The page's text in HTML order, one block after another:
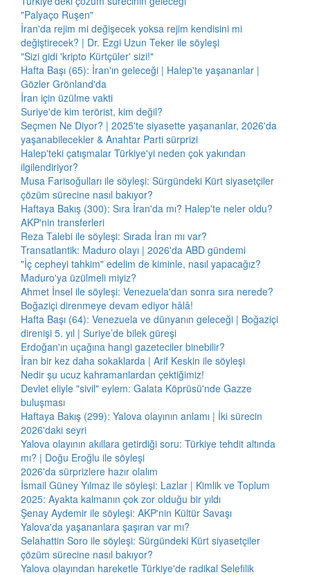
"Palyaço Ruşen"
İran'da rejim mi değişecek yoksa rejim kendisini mi
değiştirecek? | Dr. Ezgi Uzun Teker ile söyleşi
"Sizi gidi 'kripto Kürtçüler' sizi!"
Hafta Başı (65): İran'ın geleceği | Halep'te yaşananlar |
Gözler Grönland'da
İran için üzülme vakti
Suriye'de kim terörist, kim değil?
Seçmen Ne Diyor? | 2025'te siyasette yaşananlar, 2026'da
yaşanabilecekler & Anahtar Parti sürprizi
Halep'teki çatışmalar Türkiye'yi neden çok yakından
ilgilendiriyor?
Musa Farisoğulları ile söyleşi: Sürgündeki Kürt siyasetçiler
çözüm sürecine nasıl bakıyor?
Haftaya Bakış (300): Sıra İran'da mı? Halep'te neler oldu?
AKP'nin transferleri
Reza Talebi ile söyleşi: Sırada İran mı var?
Transatlantik: Maduro olayı | 2026'da ABD gündemi
"İç cepheyi tahkim" edelim de kiminle, nasıl yapacağız?
Maduro'ya üzülmeli miyiz?
Ahmet İnsel ile söyleşi: Venezuela'dan sonra sıra nerede?
Boğaziçi direnmeye devam ediyor hâlâ!
Hafta Başı (64): Venezuela ve dünyanın geleceği | Boğaziçi
direnişi 5. yıl | Suriye’de bilek güreşi
Erdoğan'ın uçağına hangi gazeteciler binebilir?
İran bir kez daha sokaklarda | Arif Keskin ile söyleşi
Nedir şu ucuz kahramanlardan çektiğimiz!
Devlet eliyle "sivil" eylem: Galata Köprüsü'nde Gazze
buluşması
Haftaya Bakış (299): Yalova olayının anlamı | İki sürecin
2026'daki seyri
Yalova olayının akıllara getirdiği soru: Türkiye tehdit altında
mı? | Doğu Eroğlu ile söyleşi
2026'da sürprizlere hazır olalım
İsmail Güney Yılmaz ile söyleşi: Lazlar | Kimlik ve Toplum
2025: Ayakta kalmanın çok zor olduğu bir yıldı
Şenay Aydemir ile söyleşi: AKP'nin Kültür Savaşı
Yalova'da yaşananlara şaşıran var mı?
Selahattin Soro ile söyleşi: Sürgündeki Kürt siyasetçiler
çözüm sürecine nasıl bakıyor?
Yalova olayından hareketle Türkiye'de radikal Selefilik